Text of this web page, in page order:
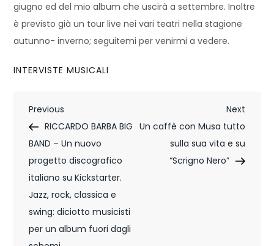
giugno ed del mio album che uscirà a settembre. Inoltre
è previsto già un tour live nei vari teatri nella stagione
autunno- inverno; seguitemi per venirmi a vedere.
INTERVISTE MUSICALI
N
a
v
i
g
a
Previous
Post
Previous
RICCARDO BARBA BIG
BAND – Un nuovo
progetto discografico
italiano su Kickstarter.
Jazz, rock, classica e
swing: diciotto musicisti
per un album fuori dagli
Next
Post
Next
Un caffè con Musa tutto
sulla sua vita e su
“Scrigno Nero”